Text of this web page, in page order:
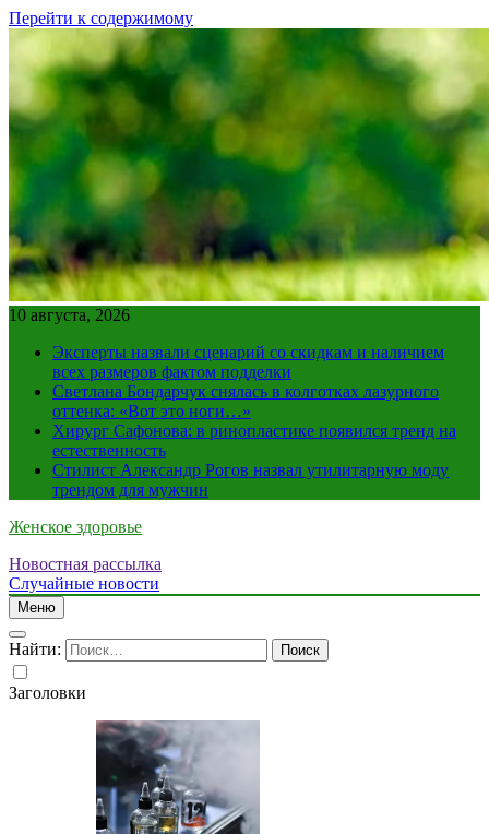
Перейти к содержимому
10 августа, 2026
Эксперты назвали сценарий со скидкам и наличием
всех размеров фактом подделки
Светлана Бондарчук снялась в колготках лазурного
оттенка: «Вот это ноги…»
Хирург Сафонова: в ринопластике появился тренд на
естественность
Стилист Александр Рогов назвал утилитарную моду
трендом для мужчин
Женское здоровье
Новостная рассылка
Случайные новости
Меню
Найти:
Заголовки